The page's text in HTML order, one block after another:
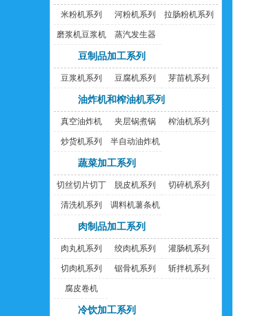
米粉机系列 河粉机系列 拉肠粉机系列
磨浆机豆浆机 蒸汽发生器
豆制品加工系列
豆浆机系列 豆腐机系列 芽苗机系列
油炸机和榨油机系列
真空油炸机 夹层锅煮锅 榨油机系列
炒货机系列 半自动油炸机
蔬菜加工系列
切丝切片切丁
机
脱皮机系列 切碎机系列
清洗机系列 调料机薯条机
肉制品加工系列
肉丸机系列 绞肉机系列 灌肠机系列
切肉机系列 锯骨机系列 斩拌机系列
腐皮卷机
冷饮加工系列